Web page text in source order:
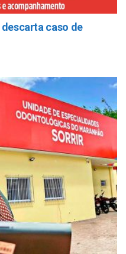
caso de